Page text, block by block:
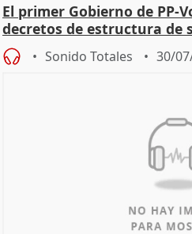
El primer Gobierno de PP-
decretos de estructura de
Sonido Totales 30/